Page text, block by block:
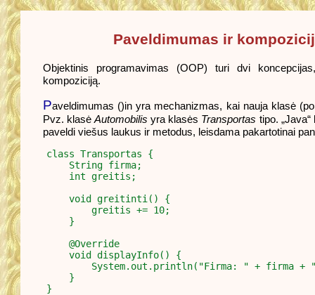
Paveldimumas ir
Objektinis programavimas (OOP) turi dvi
kompoziciją.
Paveldimumas ()in yra mechanizmas, kai nauja klasė
Pvz. klasė Automobilis yra klasės Transportas tipo.
paveldi viešus laukus ir metodus, leisdama pakartotinai
class Transportas {
    String firma;
    int greitis;
    void greitinti() {
        greitis += 10;
    }
    @Override
    void displayInfo() {
System.out.println("Firma: " + firma +
    }
}